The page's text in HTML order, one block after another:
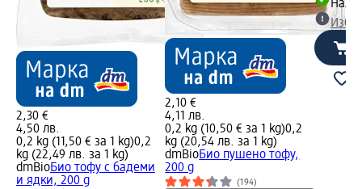
2,30 €
4,50 лв.
0,2 kg (11,50 € за 1 kg)0,2
kg (22,49 лв. за 1 kg)
dmBioБио тофу с бадеми
и ядки, 200 g
2,10 €
4,11 лв.
0,2 kg (10,50 € за 1 kg)0,2
kg (20,54 лв. за 1 kg)
dmBioБио пушено тофу,
200 g
(194)